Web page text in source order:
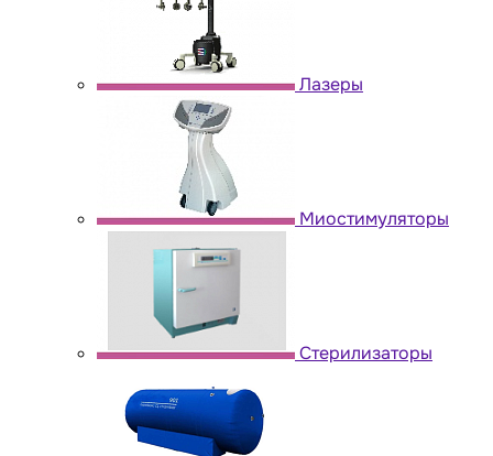
Лазеры
Миостимуляторы
Стерилизаторы